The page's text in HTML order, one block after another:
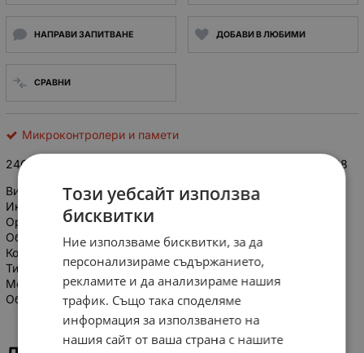
НАПРАВИ ЗАПИТВАНЕ ДОБАВИ В ЛЮБИМИ
СРАВНИ
Микроконтролери и памети
24C32 PC27 Serial EEPROM 32K (4096 x 8) I2C; 4kx8bit; DIP8
Вид памет: EEPROM
Интерфейс: I2C
Организация на паметта: 4kx8bit
Обхват на работни напрежения: 4.5 ÷ 5.5V
Корпус: DIP8
Тип интегрална схема: памет
Монтаж: THT
Обем на паметта: 32kбит
Този уебсайт използва
бисквитки
Ние използваме бисквитки, за да
персонализираме съдържанието,
рекламите и да анализираме нашия
трафик. Също така споделяме
информация за използването на
нашия сайт от ваша страна с нашите